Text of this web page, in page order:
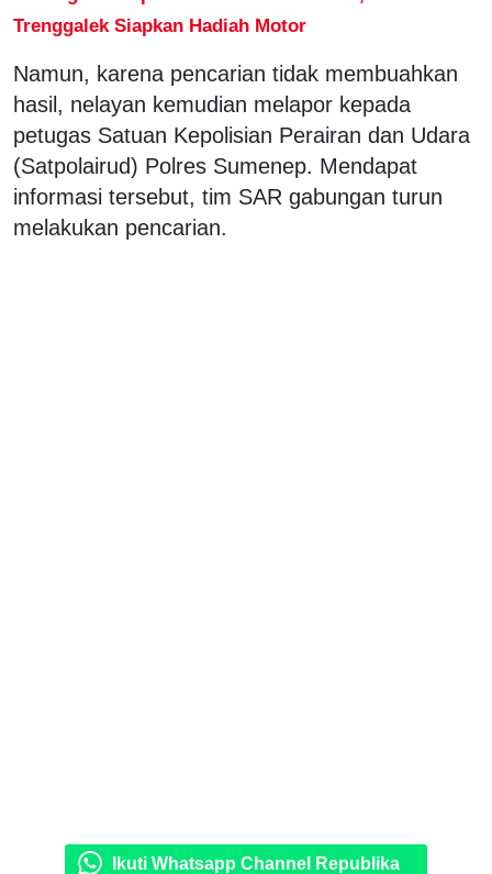
Trenggalek Siapkan Hadiah Motor
Namun, karena pencarian tidak membuahkan
hasil, nelayan kemudian melapor kepada
petugas Satuan Kepolisian Perairan dan Udara
(Satpolairud) Polres Sumenep. Mendapat
informasi tersebut, tim SAR gabungan turun
melakukan pencarian.
Ikuti Whatsapp Channel Republika